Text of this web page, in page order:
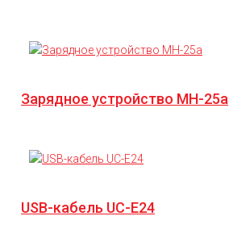
Зарядное устройство MH-25a
USB-кабель UC-E24